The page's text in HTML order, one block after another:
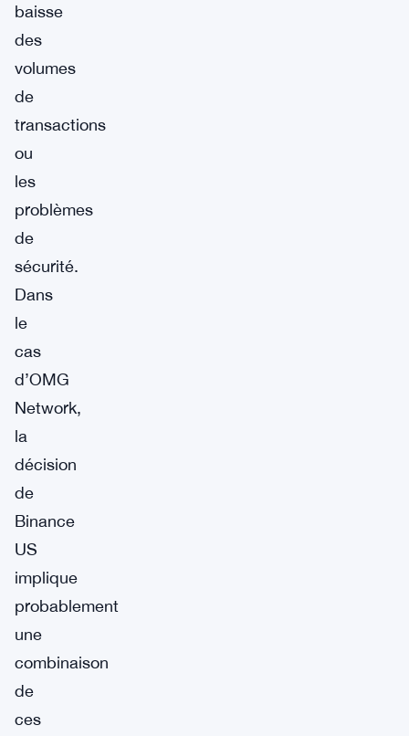
baisse
des
volumes
de
transactions
ou
les
problèmes
de
sécurité.
Dans
le
cas
d’OMG
Network,
la
décision
de
Binance
US
implique
probablement
une
combinaison
de
ces